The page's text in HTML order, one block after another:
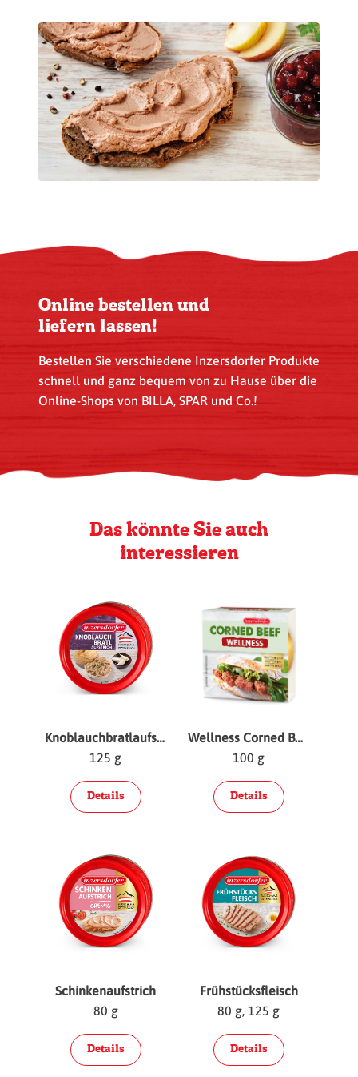
Online bestellen und
liefern lassen!
Bestellen Sie verschiedene Inzersdorfer Produkte
schnell und ganz bequem von zu Hause über die
Online-Shops von BILLA, SPAR und Co.!
Das könnte Sie auch
interessieren
Knoblauchbratlaufstrich
125 g
Details
Wellness Corned Beef
100 g
Details
Schinkenaufstrich
80 g
Details
Frühstücksfleisch
80 g, 125 g
Details